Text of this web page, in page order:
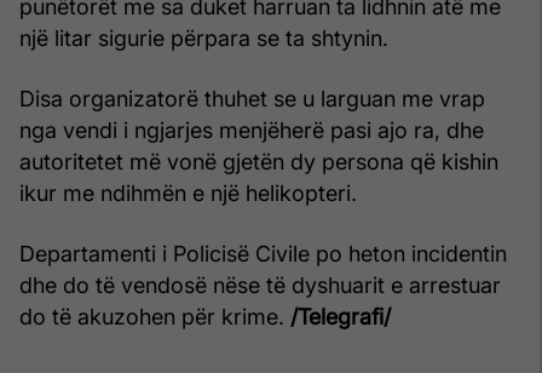
punëtorët me sa duket harruan ta lidhnin atë me
një litar sigurie përpara se ta shtynin.
Disa organizatorë thuhet se u larguan me vrap
nga vendi i ngjarjes menjëherë pasi ajo ra, dhe
autoritetet më vonë gjetën dy persona që kishin
ikur me ndihmën e një helikopteri.
Departamenti i Policisë Civile po heton incidentin
dhe do të vendosë nëse të dyshuarit e arrestuar
do të akuzohen për krime. /Telegrafi/